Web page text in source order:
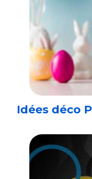
Idées déco